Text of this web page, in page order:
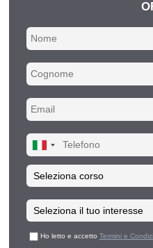
Ho letto e accetto Termini e